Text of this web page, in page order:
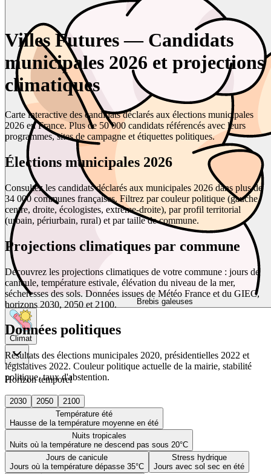
Brebis galeuses
Climat
Horizon temporel
2030 2050
2100
Température été
Hausse de la température moyenne en été
Nuits tropicales
Nuits où la température ne descend pas sous 20°C
Jours de canicule
Jours où la température dépasse 35°C
Stress hydrique
Jours avec sol sec en été
Villes Futures — Candidats
municipales 2026 et projections
climatiques
Carte interactive des candidats déclarés aux élections municipales
2026 en France. Plus de 50 000 candidats référencés avec leurs
programmes, sites de campagne et étiquettes politiques.
Élections municipales 2026
Consultez les candidats déclarés aux municipales 2026 dans plus de
34 000 communes françaises. Filtrez par couleur politique (gauche,
centre, droite, écologistes, extrême-droite), par profil territorial
(urbain, périurbain, rural) et par taille de commune.
Projections climatiques par commune
Découvrez les projections climatiques de votre commune : jours de
canicule, température estivale, élévation du niveau de la mer,
sécheresses des sols. Données issues de Météo France et du GIEC,
horizons 2030, 2050 et 2100.
Données politiques
Résultats des élections municipales 2020, présidentielles 2022 et
législatives 2022. Couleur politique actuelle de la mairie, stabilité
politique, taux d'abstention.